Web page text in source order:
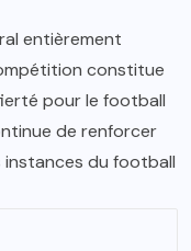
entièrement
constitue
pour le football
de renforcer
du football